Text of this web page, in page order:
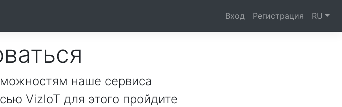
Вход Регистрация RU
наше сервиса
VizIoT для этого пройдите